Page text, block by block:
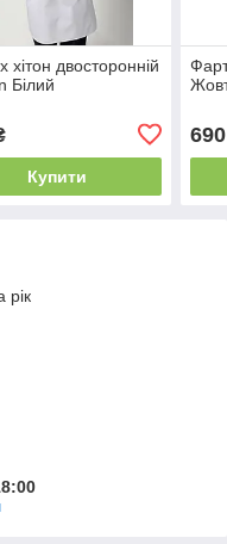
хітон двосторонній
Білий
Купити
690
рік